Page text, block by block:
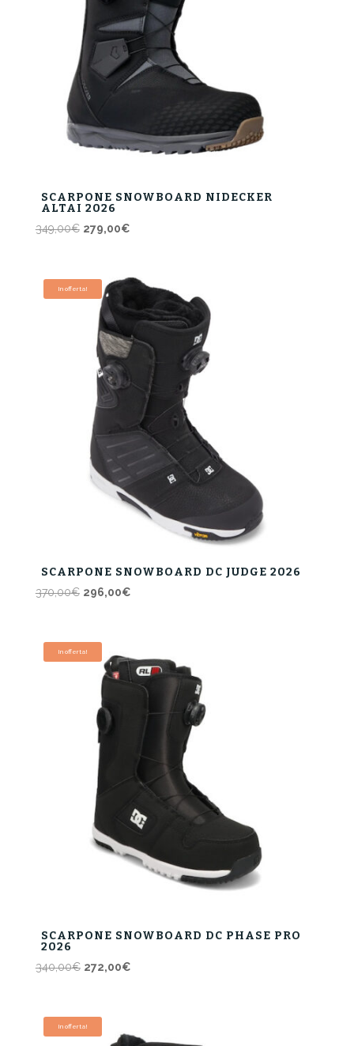
SCARPONE SNOWBOARD NIDECKER
ALTAI 2026
349,00€ Il
era:
349,00€.
279,00€Il
è:
279,00€.
In offerta!
SCARPONE SNOWBOARD DC JUDGE 2026
370,00€ Il
era:
370,00€.
296,00€Il
296,00€.
In offerta!
SCARPONE SNOWBOARD DC PHASE PRO
2026
340,00€ Il
era:
340,00€.
272,00€Il
272,00€.
In offerta!